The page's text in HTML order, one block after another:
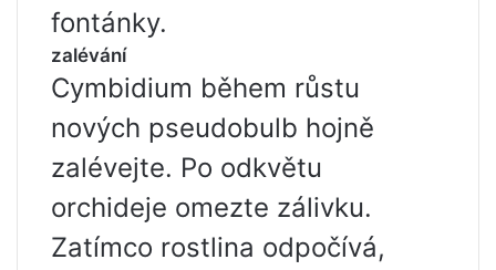
fontánky.
zalévání
Cymbidium během růstu
nových pseudobulb hojně
zalévejte. Po odkvětu
orchideje omezte zálivku.
Zatímco rostlina odpočívá,